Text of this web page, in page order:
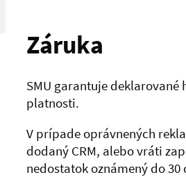
Záruka
SMU garantuje
platnosti.
V prípade oprávnených
dodaný CRM, alebo vráti
nedostatok oznámený do